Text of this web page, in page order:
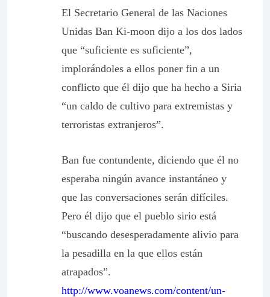
El Secretario General de las Naciones
Unidas Ban Ki-moon dijo a los dos lados
que “suficiente es suficiente”,
implorándoles a ellos poner fin a un
conflicto que él dijo que ha hecho a Siria
“un caldo de cultivo para extremistas y
terroristas extranjeros”.
Ban fue contundente, diciendo que él no
esperaba ningún avance instantáneo y
que las conversaciones serán difíciles.
Pero él dijo que el pueblo sirio está
“buscando desesperadamente alivio para
la pesadilla en la que ellos están
atrapados”.
http://www.voanews.com/content/un-